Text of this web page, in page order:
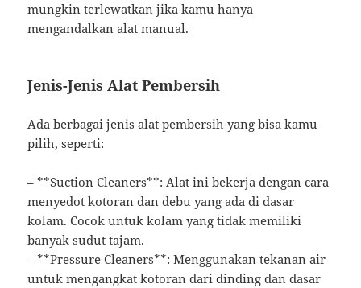
mungkin terlewatkan jika kamu hanya
mengandalkan alat manual.
Jenis-Jenis Alat Pembersih
Ada berbagai jenis alat pembersih yang bisa kamu
pilih, seperti:
– **Suction Cleaners**: Alat ini bekerja dengan cara
menyedot kotoran dan debu yang ada di dasar
kolam. Cocok untuk kolam yang tidak memiliki
banyak sudut tajam.
– **Pressure Cleaners**: Menggunakan tekanan air
untuk mengangkat kotoran dari dinding dan dasar